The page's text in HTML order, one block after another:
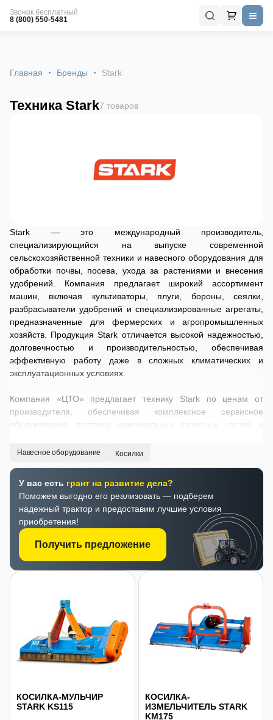
Звонок бесплатный
8 (800) 550-5481
Главная Бренды Stark
Техника Stark7 товаров
Stark — это международный производитель,
специализирующийся на выпуске современной
сельскохозяйственной техники и навесного оборудования для
обработки почвы, посева, ухода за растениями и внесения
удобрений. Компания предлагает широкий ассортимент
машин, включая культиваторы, плуги, бороны, сеялки,
разбрасыватели удобрений и специализированные агрегаты,
предназначенные для фермерских и агропромышленных
хозяйств. Продукция Stark отличается высокой надежностью,
долговечностью и производительностью, обеспечивая
эффективную работу даже в сложных климатических и
эксплуатационных условиях.
Компания «ЦТО» предлагает технику Stark по ценам от
производителя, обеспечивая комплексное сервисное
обслуживание, поставку оригинальных запасных частей и
эксплуатации.
Навесное оборудование Косилки
У вас есть грант на развитие дела?
Поможем выгодно его реализовать — подберем
надежный трактор и предоставим лучшие условия
приобретения!
Получить предложение
КОСИЛКА-МУЛЬЧИР
STARK KS115
КОСИЛКА-
ИЗМЕЛЬЧИТЕЛЬ STARK
KM175